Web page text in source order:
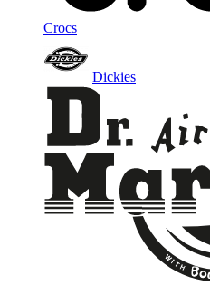
Crocs
Dickies